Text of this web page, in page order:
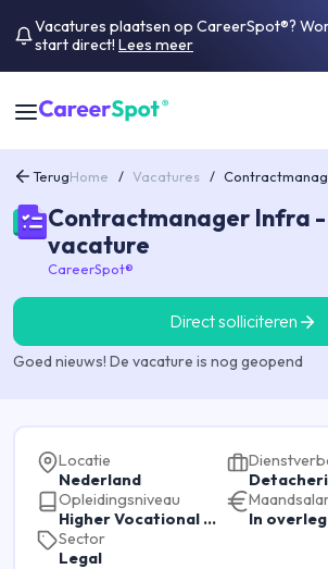
Vacatures plaatsen op CareerSpot®?
start direct! Lees meer
TerugHome / Vacatures /
Contractmanager Infra
vacature
CareerSpot®
Direct solliciteren
Goed nieuws! De vacature is nog geopend
Locatie
Nederland
Opleidingsniveau
Higher Vocational Education
In overleg
Sector
Legal